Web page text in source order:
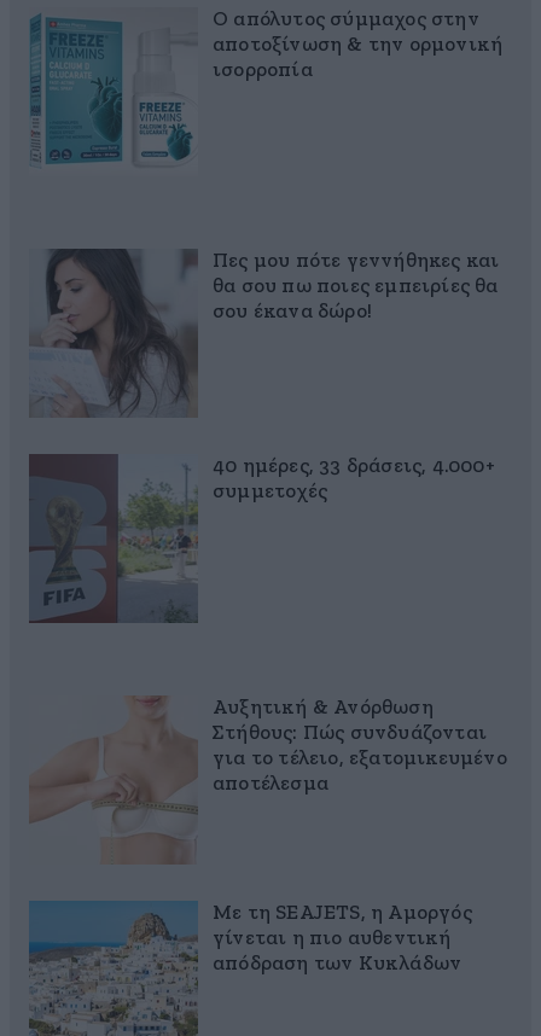
Ο απόλυτος σύμμαχος στην
αποτοξίνωση & την ορμονική
ισορροπία
Πες μου πότε γεννήθηκες και
θα σου πω ποιες εμπειρίες θα
σου έκανα δώρο!
40 ημέρες, 33 δράσεις, 4.000+
συμμετοχές
Αυξητική & Ανόρθωση
Στήθους: Πώς συνδυάζονται
για το τέλειο, εξατομικευμένο
αποτέλεσμα
Με τη SEAJETS, η Αμοργός
γίνεται η πιο αυθεντική
απόδραση των Κυκλάδων